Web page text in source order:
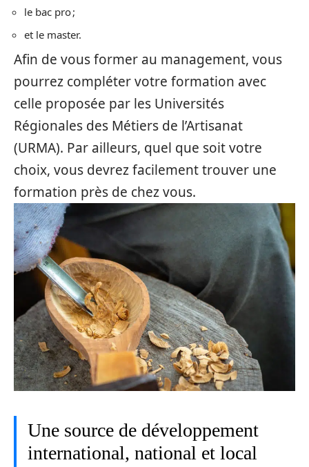
le bac pro ;
et le master.
Afin de vous former au management, vous
pourrez compléter votre formation avec
celle proposée par les Universités
Régionales des Métiers de l’Artisanat
(URMA). Par ailleurs, quel que soit votre
choix, vous devrez facilement trouver une
formation près de chez vous.
Une source de développement
international, national et local